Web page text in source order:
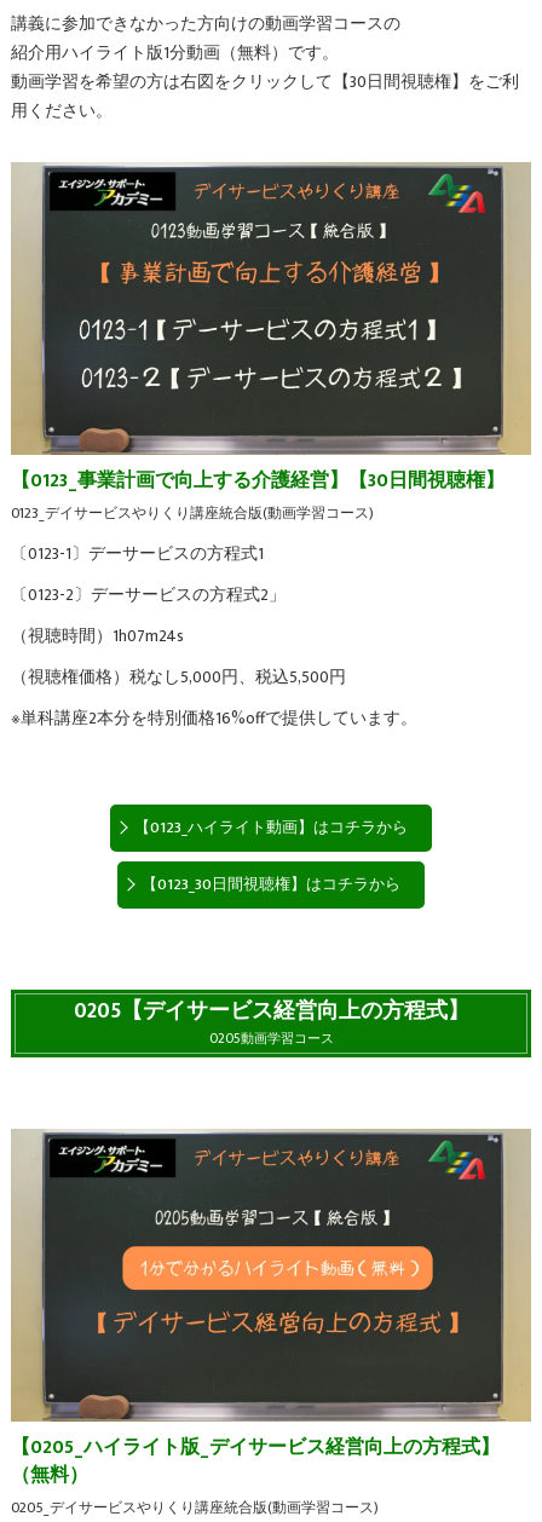
講義に参加できなかった方向けの動画学習コースの
紹介用ハイライト版1分動画（無料）です。
動画学習を希望の方は右図をクリックして【30日間視聴権】をご利
用ください。
【0123_事業計画で向上する介護経営】【30日間視聴権】
0123_デイサービスやりくり講座統合版(動画学習コース)
〔0123-1〕デーサービスの方程式1
〔0123-2〕デーサービスの方程式2」
（視聴時間）1h07m24s
（視聴権価格）税なし5,000円、税込5,500円
※単科講座2本分を特別価格16%offで提供しています。
【0123_ハイライト動画】はコチラから
【0123_30日間視聴権】はコチラから
0205【デイサービス経営向上の方程式】
0205動画学習コース
【0205_ハイライト版_デイサービス経営向上の方程式】
（無料）
0205_デイサービスやりくり講座統合版(動画学習コース)